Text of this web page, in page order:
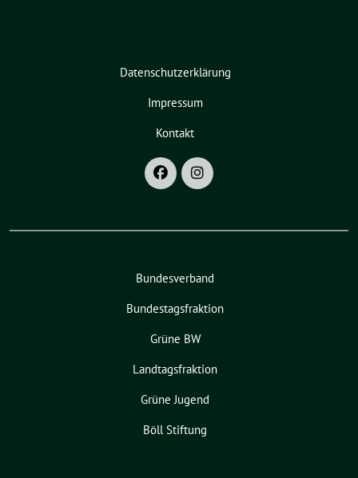
Datenschutzerklärung
Impressum
Kontakt
Bundesverband
Bundestagsfraktion
Grüne BW
Landtagsfraktion
Grüne Jugend
Böll Stiftung